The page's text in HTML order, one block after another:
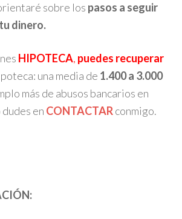
sobre los pasos a seguir
dinero.
HIPOTECA, puedes recuperar
una media de 1.400 a 3.000
más de abusos bancarios en
en CONTACTARconmigo.